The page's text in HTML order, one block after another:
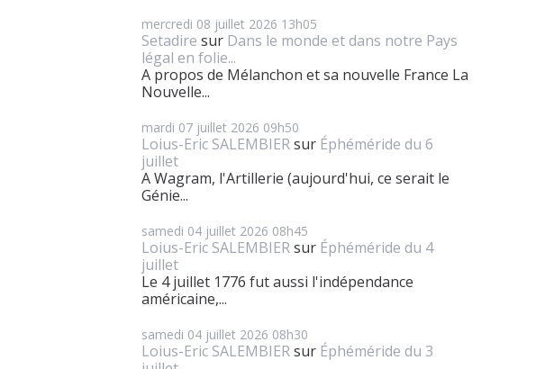
mercredi 08 juillet 2026 13h05
Setadire sur Dans le monde et dans notre Pays
légal en folie...
A propos de Mélanchon et sa nouvelle France La
Nouvelle...
mardi 07 juillet 2026 09h50
Loius-Eric SALEMBIERsur Éphéméride du 6
juillet
A Wagram, l'Artillerie (aujourd'hui, ce serait le
Génie...
samedi 04 juillet 2026 08h45
Loius-Eric SALEMBIERsur Éphéméride du 4
juillet
Le 4 juillet 1776 fut aussi l'indépendance
américaine,...
samedi 04 juillet 2026 08h30
Loius-Eric SALEMBIERsur Éphéméride du 3